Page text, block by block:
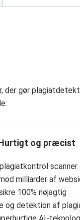
gør
og præcist
scanner
milliarder af
100% nøjagtig
og detektion af